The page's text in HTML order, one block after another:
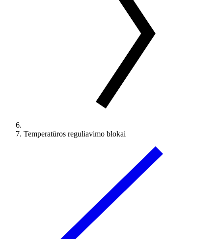
Temperatūros reguliavimo blokai